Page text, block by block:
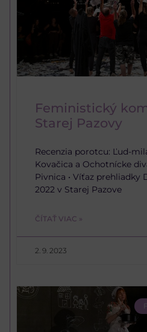
Feministický
Starej Pazovy
Recenzia porotcu: Ľud-
Kovačica a Ochotnícke
Pivnica • Víťaz prehliadky
2022 v Starej Pazove
ČÍTAŤ VIAC »
2. 9. 2023